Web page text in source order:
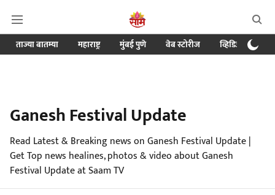
ताज्या बातम्या महाराष्ट्र मुंबई पुणे वेब स्टोरीज व्हिडिओ
Ganesh Festival Update
Read Latest & Breaking news on Ganesh Festival Update |
Get Top news healines, photos & video about Ganesh
Festival Update at Saam TV